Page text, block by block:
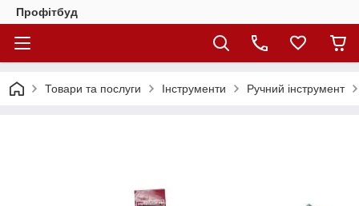
Профітбуд
Товари та послуги Інструменти Ручний інструмент